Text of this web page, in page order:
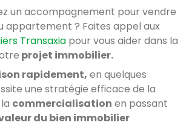
un accompagnement pour vendre
appartement ? Faites appel aux
Transaxia pour vous aider dans la
projet immobilier.
rapidement, en quelques
une stratégie efficace de la
commercialisation en passant
du bien immobilier